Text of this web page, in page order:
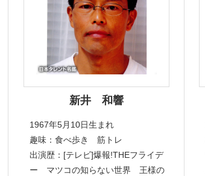
新井 和響
1967年5月10日生まれ
趣味：食べ歩き 筋トレ
出演歴：[テレビ]爆報!THEフライデ
ー マツコの知らない世界 王様の